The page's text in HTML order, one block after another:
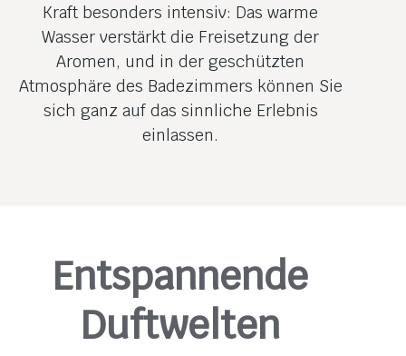
Kraft besonders intensiv: Das warme
Wasser verstärkt die Freisetzung der
Aromen, und in der geschützten
Atmosphäre des Badezimmers können Sie
sich ganz auf das sinnliche Erlebnis
einlassen.
Entspannende
Duftwelten